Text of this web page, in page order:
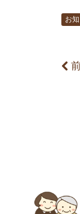
お
記
へ
ク